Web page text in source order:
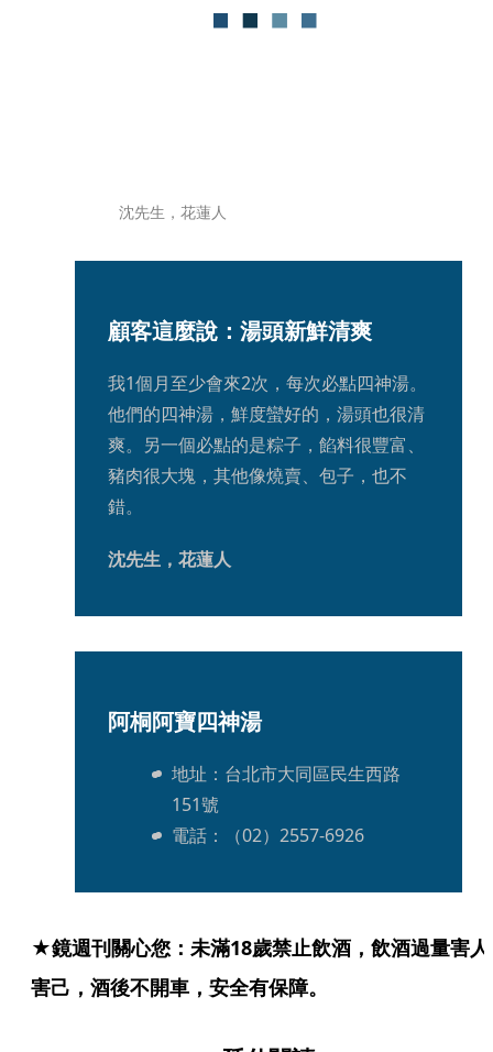
沈先生，花蓮人
顧客這麼說：湯頭新鮮清爽
我1個月至少會來2次，每次必點四神湯。
他們的四神湯，鮮度蠻好的，湯頭也很清
爽。另一個必點的是粽子，餡料很豐富、
豬肉很大塊，其他像燒賣、包子，也不
錯。
沈先生，花蓮人
阿桐阿寶四神湯
地址：台北市大同區民生西路
151號
電話：（02）2557-6926
★鏡週刊關心您：未滿18歲禁止飲酒，飲酒過量害人
害己，酒後不開車，安全有保障。